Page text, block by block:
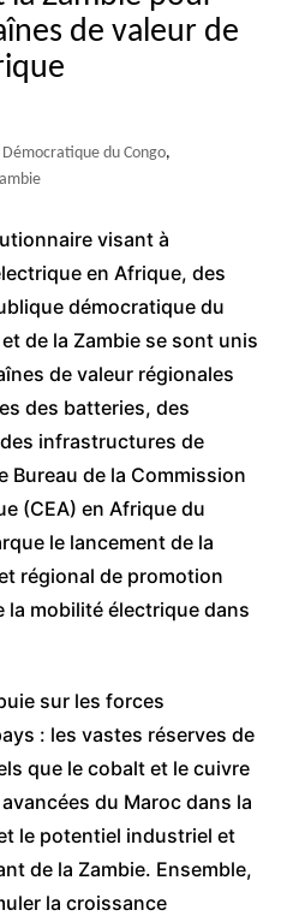
de valeur de
du Congo,
visant à
en Afrique, des
démocratique du
de la Zambie se sont unis
de valeur régionales
des batteries, des
infrastructures de
Bureau de la Commission
(CEA) en Afrique du
le lancement de la
régional de promotion
la mobilité électrique dans
sur les forces
: les vastes réserves de
que le cobalt et le cuivre
du Maroc dans la
le potentiel industriel et
de la Zambie. Ensemble,
la croissance